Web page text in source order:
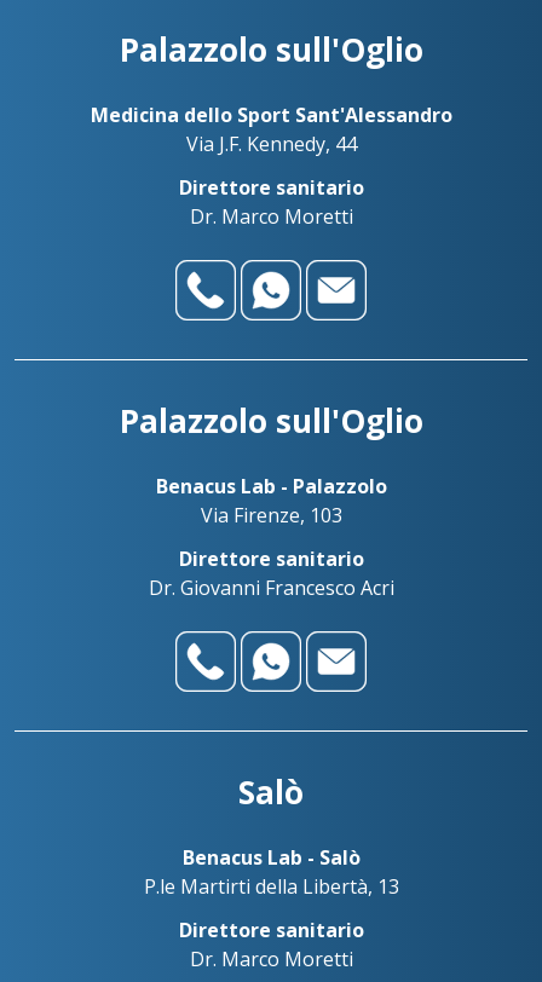
Palazzolo sull'Oglio
Medicina dello Sport Sant'Alessandro
Via J.F. Kennedy, 44
Direttore sanitario
Dr. Marco Moretti
Palazzolo sull'Oglio
Benacus Lab - Palazzolo
Via Firenze, 103
Direttore sanitario
Dr. Giovanni Francesco Acri
Salò
Benacus Lab - Salò
P.le Martirti della Libertà, 13
Direttore sanitario
Dr. Marco Moretti